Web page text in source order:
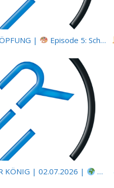
| Episode 5: Schutz ohne Panzer – Tarnung, Farbe und Form |
KÖNIG | 02.07.2026 | Eine Botschaft für alle Völker: Gottes Ruf an die ganze Welt